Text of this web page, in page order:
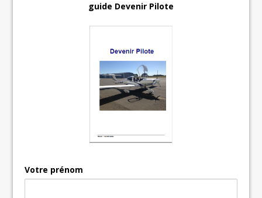
guide Devenir Pilote
Votre prénom